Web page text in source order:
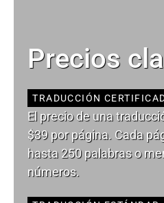
Precios
TRADUCCIÓN
El precio de una
$39 por página. Cada
hasta 250 palabras o
números.